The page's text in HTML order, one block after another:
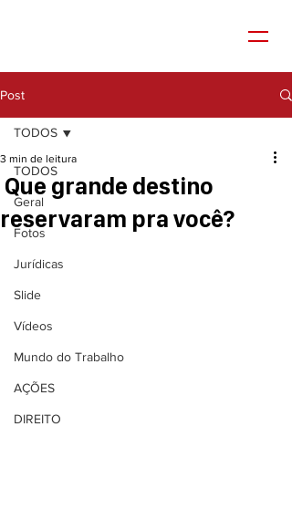
Post
TODOS
Geral
Fotos
Jurídicas
Slide
Vídeos
Mundo do Trabalho
AÇÕES
DIREITO
TODOS
Que grande destino
reservaram pra você?
3 min de leitura